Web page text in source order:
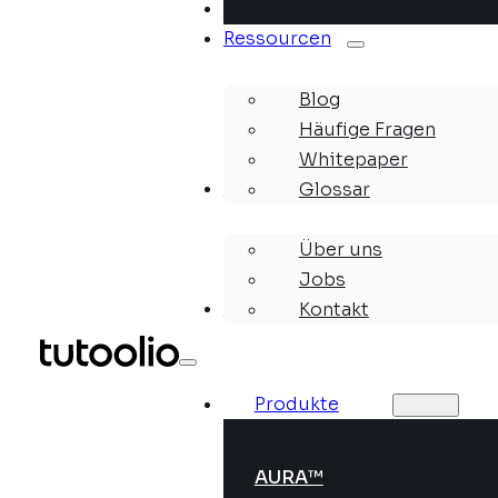
Ressourcen
Blog
Häufige Fragen
Whitepaper
Glossar
Unternehmen
Über uns
Jobs
Kontakt
Webinare
Produkte
AURA™